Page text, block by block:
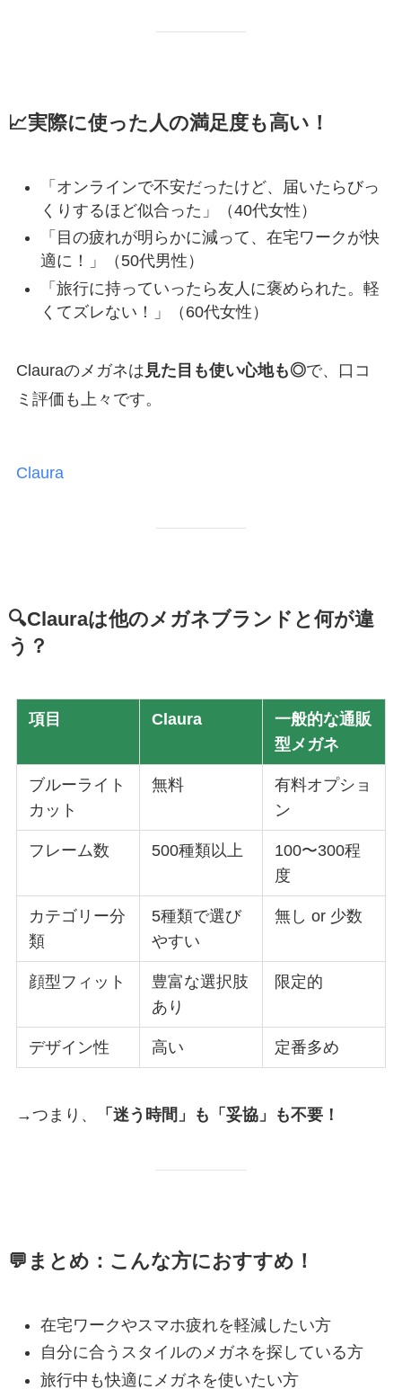
📈実際に使った人の満足度も高い！
「オンラインで不安だったけど、届いたらびっ
くりするほど似合った」（40代女性）
「目の疲れが明らかに減って、在宅ワークが快
適に！」（50代男性）
「旅行に持っていったら友人に褒められた。軽
くてズレない！」（60代女性）
Clauraのメガネは 見た目も使い心地も◎で、口コ
ミ評価も上々です。
Claura
🔍Clauraは他のメガネブランドと何が違
う？
項目 Claura
一般的な通販
型メガネ
ブルーライト
カット
無料
有料オプショ
ン
フレーム数 500種類以上
100〜300程
度
カテゴリー分
類
5種類で選び
やすい
無し or 少数
顔型フィット
豊富な選択肢
あり
限定的
デザイン性 高い 定番多め
→つまり、 「迷う時間」も「妥協」も不要！
💬まとめ：こんな方におすすめ！
在宅ワークやスマホ疲れを軽減したい方
自分に合うスタイルのメガネを探している方
旅行中も快適にメガネを使いたい方